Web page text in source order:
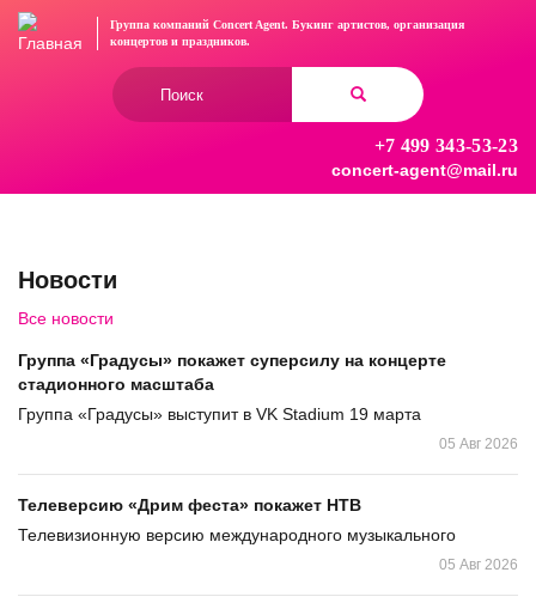
Перейти
Группа компаний Concert Agent. Букинг артистов, организация
концертови праздников.
+7 499 343-53-23
concert-agent@mail.ru
Новости
Все новости
Группа «Градусы» покажет суперсилу на концерте
стадионного масштаба
Группа «Градусы» выступит в VK Stadium 19 марта
05 Авг 2026
Телеверсию «Дрим феста» покажет НТВ
Телевизионную версию международного музыкального
05 Авг 2026